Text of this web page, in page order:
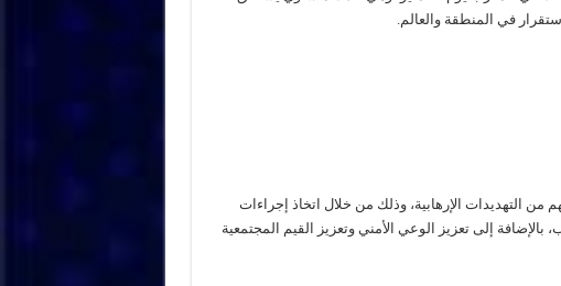
في المنطقة والعالم.
التهديدات الإرهابية، وذلك من خلال اتخاذ إجراءات
بالإضافة إلى تعزيز الوعي الأمني وتعزيز القيم المجتمعية